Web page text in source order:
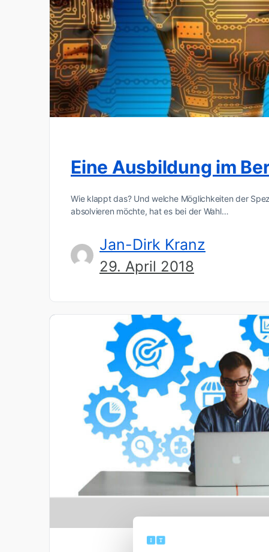
Eine Ausbildung im
Wie klappt das? Und welche Möglichkeiten der
absolvieren möchte, hat es bei der Wahl…
Jan-Dirk Kranz
29. April 2018